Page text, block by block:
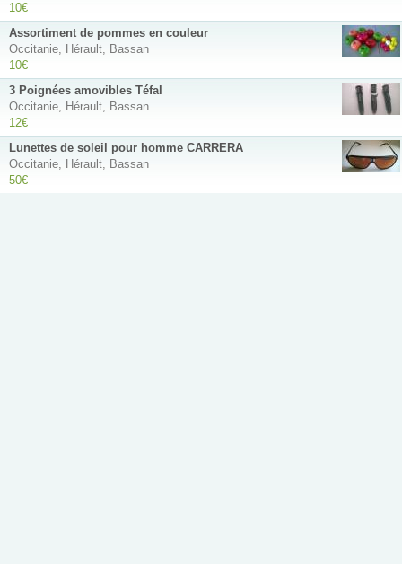
10€
Assortiment de pommes en couleur
Occitanie, Hérault, Bassan
10€
3 Poignées amovibles Téfal
Occitanie, Hérault, Bassan
12€
Lunettes de soleil pour homme CARRERA
Occitanie, Hérault, Bassan
50€